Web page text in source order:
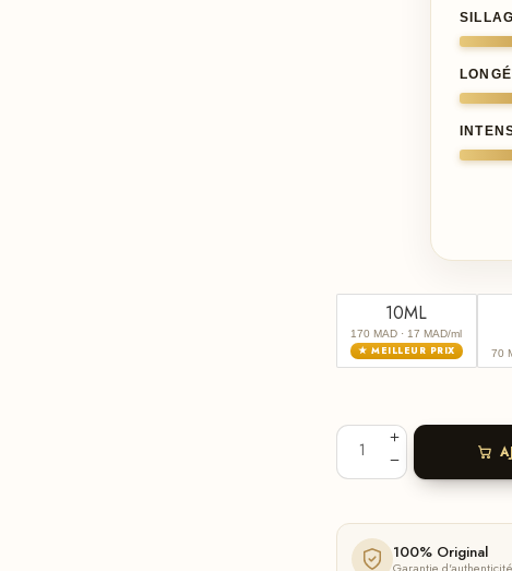
10ML
170 MAD · 17 MAD/ml
★ MEILLEUR PRIX 70
100% Original
Garantie d'authenticité